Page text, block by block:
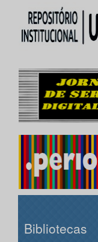
Bibliotecas